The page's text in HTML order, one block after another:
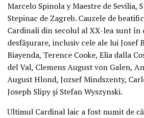
Marcelo Spinola y Maestre de Sevilia,
Stepinac de Zagreb. Cauzele de
Cardinali din secolul al XX-lea sunt în
desfăşurare, inclusiv cele ale lui Josef
Biayenda, Terence Cooke, Elia dalla
del Val, Clemens August von Galen,
August Hlond, Jozsef Mindszenty,
Joseph Slipy şi Stefan Wyszynski.
Ultimul Cardinal laic a fost numit de